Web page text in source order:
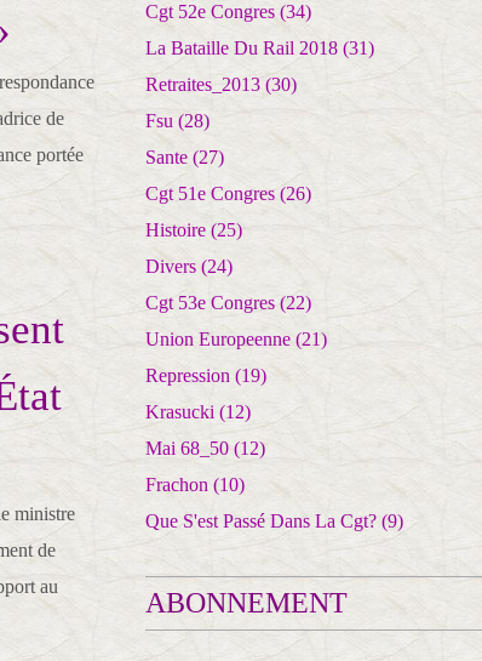
de
portée
ministre
de
au
Cgt 52e Congres (34)
La Bataille Du Rail 2018 (31)
Retraites_2013 (30)
Fsu (28)
Sante (27)
Cgt 51e Congres (26)
Histoire (25)
Divers (24)
Cgt 53e Congres (22)
Union Europeenne (21)
Repression (19)
Krasucki (12)
Mai 68_50 (12)
Frachon (10)
Que S'est Passé Dans La Cgt? (9)
ABONNEMENT